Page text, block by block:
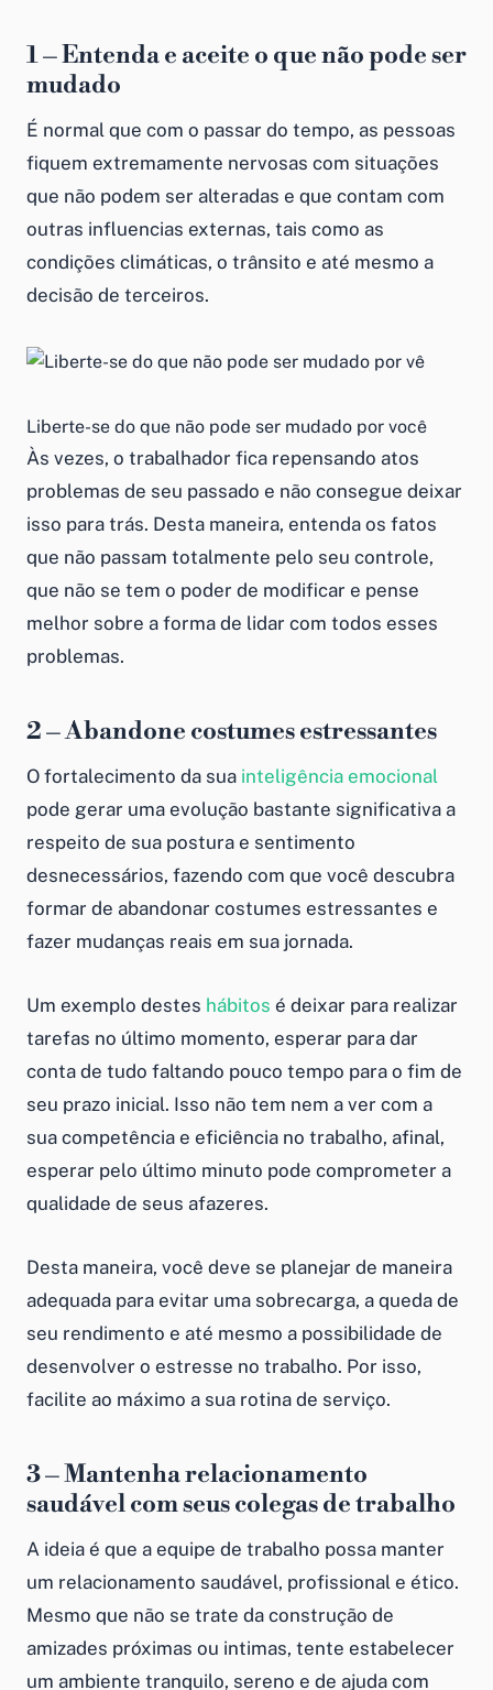
1 – Entenda e aceite o que não pode ser
mudado
É normal que com o passar do tempo, as pessoas
fiquem extremamente nervosas com situações
que não podem ser alteradas e que contam com
outras influencias externas, tais como as
condições climáticas, o trânsito e até mesmo a
decisão de terceiros.
Liberte-se do que não pode ser mudado por você
Às vezes, o trabalhador fica repensando atos
problemas de seu passado e não consegue deixar
isso para trás. Desta maneira, entenda os fatos
que não passam totalmente pelo seu controle,
que não se tem o poder de modificar e pense
melhor sobre a forma de lidar com todos esses
problemas.
2 – Abandone costumes estressantes
O fortalecimento da sua inteligência emocional
pode gerar uma evolução bastante significativa a
respeito de sua postura e sentimento
desnecessários, fazendo com que você descubra
formar de abandonar costumes estressantes e
fazer mudanças reais em sua jornada.
Um exemplo destes hábitos é deixar para realizar
tarefas no último momento, esperar para dar
conta de tudo faltando pouco tempo para o fim de
seu prazo inicial. Isso não tem nem a ver com a
sua competência e eficiência no trabalho, afinal,
esperar pelo último minuto pode comprometer a
qualidade de seus afazeres.
Desta maneira, você deve se planejar de maneira
adequada para evitar uma sobrecarga, a queda de
seu rendimento e até mesmo a possibilidade de
desenvolver o estresse no trabalho. Por isso,
facilite ao máximo a sua rotina de serviço.
3 – Mantenha relacionamento
saudável com seus colegas de trabalho
A ideia é que a equipe de trabalho possa manter
um relacionamento saudável, profissional e ético.
Mesmo que não se trate da construção de
amizades próximas ou intimas, tente estabelecer
um ambiente tranquilo, sereno e de ajuda com